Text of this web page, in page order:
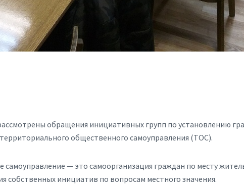
обращения инициативных групп по установлению
общественного самоуправления (ТОС).
— это самоорганизация граждан по месту
собственных инициатив по вопросам местного значения.